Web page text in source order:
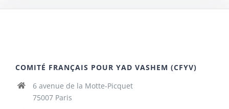
COMITÉ FRANÇAIS POUR YAD VASHEM (CFYV)
6 avenue de la Motte-Picquet
75007 Paris